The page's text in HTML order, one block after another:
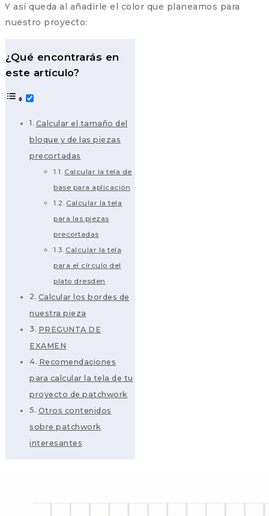
Y así queda al añadirle el color que planeamos para
nuestro proyecto:
¿Qué encontrarás en
este artículo?
Calcular el tamaño del
bloque y de las piezas
precortadas
Calcular la tela de
base para aplicación
Calcular la tela
para las piezas
precortadas
Calcular la tela
para el círculo del
plato dresden
Calcular los bordes de
nuestra pieza
PREGUNTA DE
EXAMEN
Recomendaciones
para calcular la tela de tu
proyecto de patchwork
Otros contenidos
sobre patchwork
interesantes